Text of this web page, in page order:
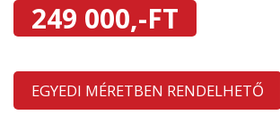
249 000,-FT
EGYEDI MÉRETBEN RENDELHETŐ